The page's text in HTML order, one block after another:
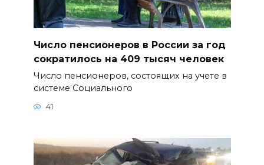
Число пенсионеров в России за год
сократилось на 409 тысяч человек
Число пенсионеров, состоящих на учете в
системе Социального
41